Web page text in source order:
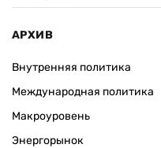
АРХИВ
Внутренняя политика
Международная политика
Макроуровень
Энергорынок